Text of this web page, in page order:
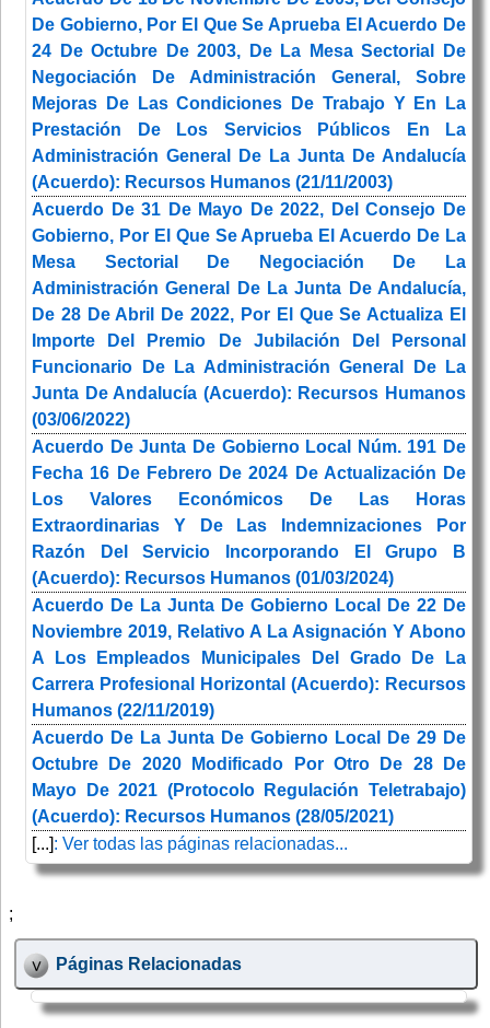
De Gobierno, Por El Que Se Aprueba El Acuerdo De
24 De Octubre De 2003, De La Mesa Sectorial De
Negociación De Administración General, Sobre
Mejoras De Las Condiciones De Trabajo Y En La
Prestación De Los Servicios Públicos En La
Administración General De La Junta De Andalucía
(Acuerdo): Recursos Humanos (21/11/2003)
Acuerdo De 31 De Mayo De 2022, Del Consejo De
Gobierno, Por El Que Se Aprueba El Acuerdo De La
Mesa Sectorial De Negociación De La
Administración General De La Junta De Andalucía,
De 28 De Abril De 2022, Por El Que Se Actualiza El
Importe Del Premio De Jubilación Del Personal
Funcionario De La Administración General De La
Junta De Andalucía (Acuerdo): Recursos Humanos
(03/06/2022)
Acuerdo De Junta De Gobierno Local Núm. 191 De
Fecha 16 De Febrero De 2024 De Actualización De
Los Valores Económicos De Las Horas
Extraordinarias Y De Las Indemnizaciones Por
Razón Del Servicio Incorporando El Grupo B
(Acuerdo): Recursos Humanos (01/03/2024)
Acuerdo De La Junta De Gobierno Local De 22 De
Noviembre 2019, Relativo A La Asignación Y Abono
A Los Empleados Municipales Del Grado De La
Carrera Profesional Horizontal (Acuerdo): Recursos
Humanos (22/11/2019)
Acuerdo De La Junta De Gobierno Local De 29 De
Octubre De 2020 Modificado Por Otro De 28 De
Mayo De 2021 (Protocolo Regulación Teletrabajo)
(Acuerdo): Recursos Humanos (28/05/2021)
[...]: Ver todas las páginas relacionadas...
;
Páginas Relacionadas